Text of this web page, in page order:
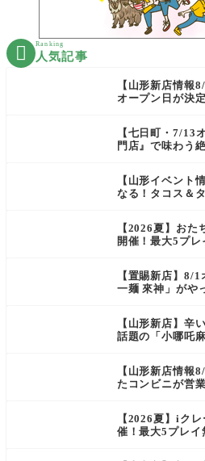
 Ranking
人気記事
【山形新店情報
オープン日が決
【七日町・7/13
門店』で味わう
【山形イベント
なる！タコス＆
【2026夏】おた
開催！最大5プ
【置賜新店】8/
一麺 來神」がや
【山形新店】辛
話題の「小哪吒
【山形新店情報
たコンビニが営
【2026夏】iク
催！最大5プレイ